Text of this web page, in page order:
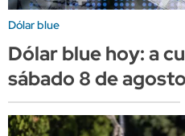
Dólar blue
Dólar blue hoy: a
sábado 8 de agosto